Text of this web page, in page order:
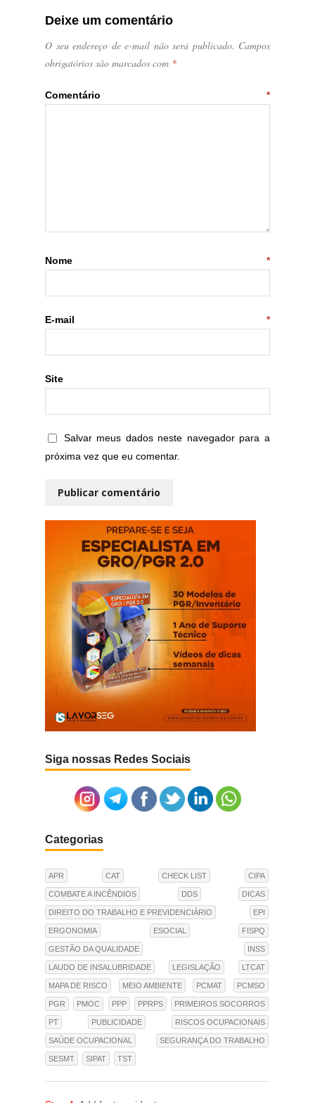
Deixe um comentário
O seu endereço de e-mail não será publicado. Campos
obrigatórios são marcados com *
Comentário *
Nome *
E-mail *
Site
Salvar meus dados neste navegador para a
próxima vez que eu comentar.
Siga nossas Redes Sociais
Categorias
APR CAT CHECK LIST CIPA
COMBATE A INCÊNDIOS DDS DICAS
DIREITO DO TRABALHO E PREVIDENCIÁRIO EPI
ERGONOMIA ESOCIAL FISPQ
GESTÃO DA QUALIDADE INSS
LAUDO DE INSALUBRIDADE LEGISLAÇÃO LTCAT
MAPA DE RISCO MEIO AMBIENTE PCMAT PCMSO
PGR PMOC PPP PPRPS PRIMEIROS SOCORROS
PT PUBLICIDADE RISCOS OCUPACIONAIS
SAÚDE OCUPACIONAL SEGURANÇA DO TRABALHO
SESMT SIPAT TST